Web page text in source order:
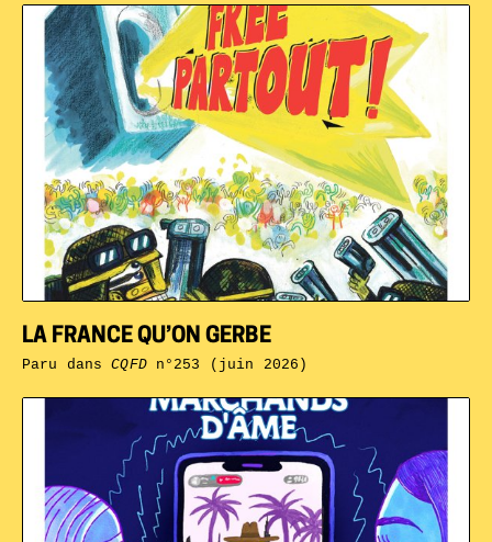
LA FRANCE QU’ON GERBE
Paru dansCQFDn°253 (juin 2026)